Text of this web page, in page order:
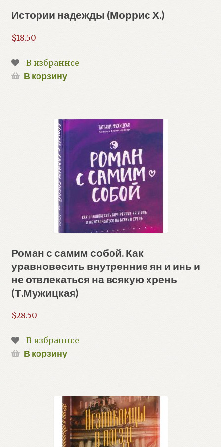
Истории надежды (Моррис Х.)
$18.50
В избранное
В корзину
Роман с самим собой. Как
уравновесить внутренние ян и инь и
не отвлекаться на всякую хрень
(Т.Мужицкая)
$28.50
В избранное
В корзину